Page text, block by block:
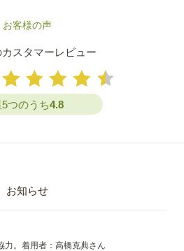
お客様の声
スタマーレビュー
つのうち4.8
お知らせ
力。着用者：高橋克典さん